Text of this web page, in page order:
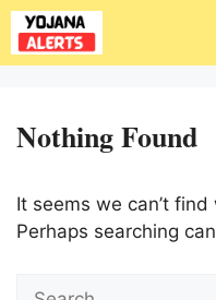
Skip
content
Nothing Found
It seems we can’t find
Perhaps searching